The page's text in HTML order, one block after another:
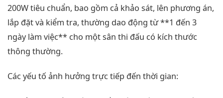
200W tiêu chuẩn, bao gồm cả khảo sát, lên phương án,
lắp đặt và kiểm tra, thường dao động từ **1 đến 3
ngày làm việc** cho một sân thi đấu có kích thước
thông thường.
Các yếu tố ảnh hưởng trực tiếp đến thời gian: